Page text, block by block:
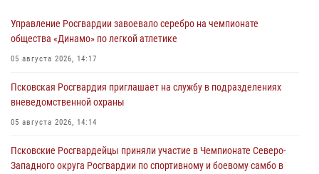
Управление Росгвардии завоевало серебро на чемпионате
общества «Динамо» по легкой атлетике
05 августа 2026, 14:17
Псковская Росгвардия приглашает на службу в подразделениях
вневедомственной охраны
05 августа 2026, 14:14
Псковские Росгвардейцы приняли участие в Чемпионате Северо-
Западного округа Росгвардии по спортивному и боевому самбо в